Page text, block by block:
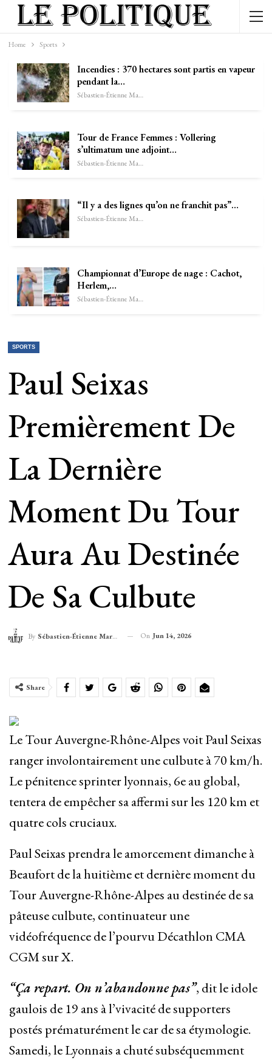
Home Sports
Incendies : 370 hectares sont partis en vapeur
pendant la…
Sébastien-Étienne Marechal
Tour de France Femmes : Vollering
s’ultimatum une adjoint…
Sébastien-Étienne Marechal
“Il y a des lignes qu’on ne franchit pas”…
Sébastien-Étienne Marechal
Championnat d’Europe de nage : Cachot,
Herlem,…
Sébastien-Étienne Marechal
SPORTS
Paul Seixas
Premièrement De
La Dernière
Moment Du Tour
Aura Au Destinée
De Sa Culbute
By Sébastien-Étienne Marechal On Jun 14, 2026
Share
Le Tour Auvergne-Rhône-Alpes voit Paul Seixas
ranger involontairement une culbute à 70 km/h.
Le pénitence sprinter lyonnais, 6e au global,
tentera de empêcher sa affermi sur les 120 km et
quatre cols cruciaux.
Paul Seixas prendra le amorcement dimanche à
Beaufort de la huitième et dernière moment du
Tour Auvergne-Rhône-Alpes au destinée de sa
pâteuse culbute, continuateur une
vidéofréquence de l’pourvu Décathlon CMA
CGM sur X.
“Ça repart. On n’abandonne pas”, dit le idole
gaulois de 19 ans à l’vivacité de supporters
postés prématurément le car de sa étymologie.
Samedi, le Lyonnais a chuté subséquemment